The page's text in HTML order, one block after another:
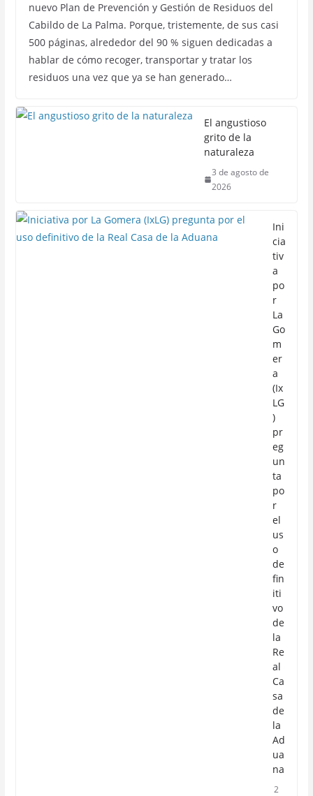
nuevo Plan de Prevención y Gestión de Residuos del
Cabildo de La Palma. Porque, tristemente, de sus casi
500 páginas, alrededor del 90 % siguen dedicadas a
hablar de cómo recoger, transportar y tratar los
residuos una vez que ya se han generado…
El angustioso
grito de la
naturaleza
3 de agosto de
2026
Ini
cia
tiv
a
po
r
La
Go
m
er
a
(Ix
LG
)
pr
eg
un
ta
po
r
el
us
o
de
fin
iti
vo
de
la
Re
al
Ca
sa
de
la
Ad
ua
na
2